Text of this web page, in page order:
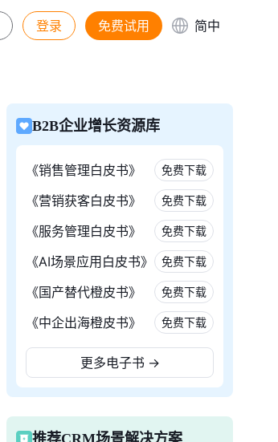
登录 免费试用 简中
B2B企业增长资源库
《销售管理白皮书》 免费下载
《营销获客白皮书》 免费下载
《服务管理白皮书》 免费下载
《AI场景应用白皮书》 免费下载
《国产替代橙皮书》 免费下载
《中企出海橙皮书》 免费下载
更多电子书 →
推荐CRM场景解决方案